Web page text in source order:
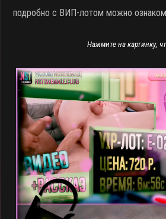
подробно с ВИП-лотом можно
Нажмите на картинку,